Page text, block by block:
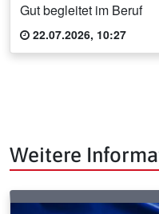
Gut begleitet im Beruf
22.07.2026, 10:27
Weitere